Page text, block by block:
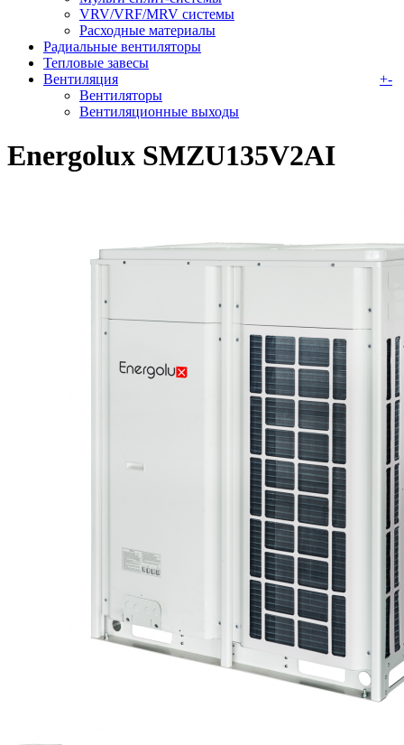
VRV/VRF/MRV системы
Расходные материалы
Радиальные вентиляторы
Тепловые завесы
Вентиляция
+-
Вентиляторы
Вентиляционные выходы
Energolux SMZU135V2AI